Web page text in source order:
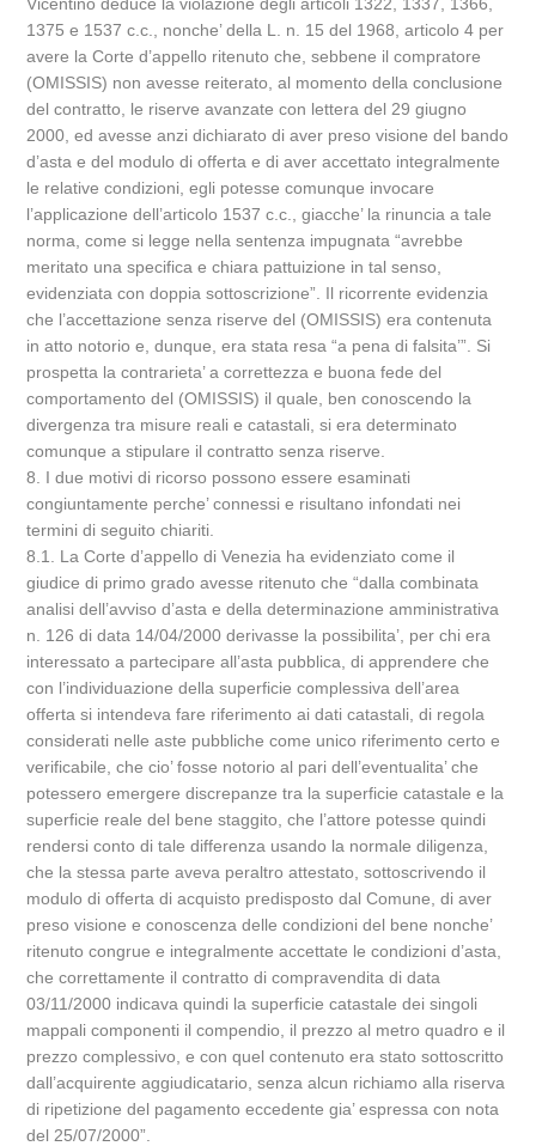
Vicentino deduce la violazione degli articoli 1322, 1337, 1366,
1375 e 1537 c.c., nonche’ della L. n. 15 del 1968, articolo 4 per
avere la Corte d’appello ritenuto che, sebbene il compratore
(OMISSIS) non avesse reiterato, al momento della conclusione
del contratto, le riserve avanzate con lettera del 29 giugno
2000, ed avesse anzi dichiarato di aver preso visione del bando
d’asta e del modulo di offerta e di aver accettato integralmente
le relative condizioni, egli potesse comunque invocare
l’applicazione dell’articolo 1537 c.c., giacche’ la rinuncia a tale
norma, come si legge nella sentenza impugnata “avrebbe
meritato una specifica e chiara pattuizione in tal senso,
evidenziata con doppia sottoscrizione”. Il ricorrente evidenzia
che l’accettazione senza riserve del (OMISSIS) era contenuta
in atto notorio e, dunque, era stata resa “a pena di falsita’”. Si
prospetta la contrarieta’ a correttezza e buona fede del
comportamento del (OMISSIS) il quale, ben conoscendo la
divergenza tra misure reali e catastali, si era determinato
comunque a stipulare il contratto senza riserve.
8. I due motivi di ricorso possono essere esaminati
congiuntamente perche’ connessi e risultano infondati nei
termini di seguito chiariti.
8.1. La Corte d’appello di Venezia ha evidenziato come il
giudice di primo grado avesse ritenuto che “dalla combinata
analisi dell’avviso d’asta e della determinazione amministrativa
n. 126 di data 14/04/2000 derivasse la possibilita’, per chi era
interessato a partecipare all’asta pubblica, di apprendere che
con l’individuazione della superficie complessiva dell’area
offerta si intendeva fare riferimento ai dati catastali, di regola
considerati nelle aste pubbliche come unico riferimento certo e
verificabile, che cio’ fosse notorio al pari dell’eventualita’ che
potessero emergere discrepanze tra la superficie catastale e la
superficie reale del bene staggito, che l’attore potesse quindi
rendersi conto di tale differenza usando la normale diligenza,
che la stessa parte aveva peraltro attestato, sottoscrivendo il
modulo di offerta di acquisto predisposto dal Comune, di aver
preso visione e conoscenza delle condizioni del bene nonche’
ritenuto congrue e integralmente accettate le condizioni d’asta,
che correttamente il contratto di compravendita di data
03/11/2000 indicava quindi la superficie catastale dei singoli
mappali componenti il compendio, il prezzo al metro quadro e il
prezzo complessivo, e con quel contenuto era stato sottoscritto
dall’acquirente aggiudicatario, senza alcun richiamo alla riserva
di ripetizione del pagamento eccedente gia’ espressa con nota
del 25/07/2000”.